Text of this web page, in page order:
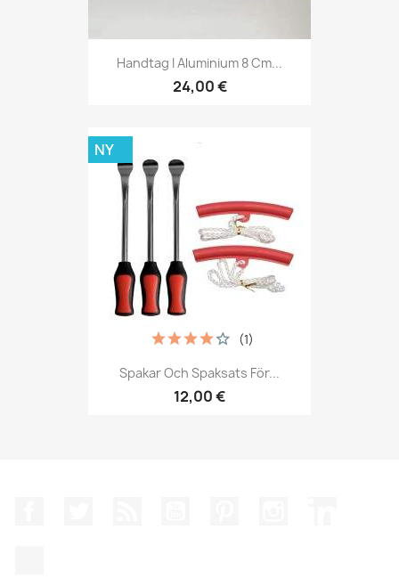
Handtag I Aluminium 8 Cm...
24,00 €
Spakar Och Spaksats För...
12,00 €
(1)
NY